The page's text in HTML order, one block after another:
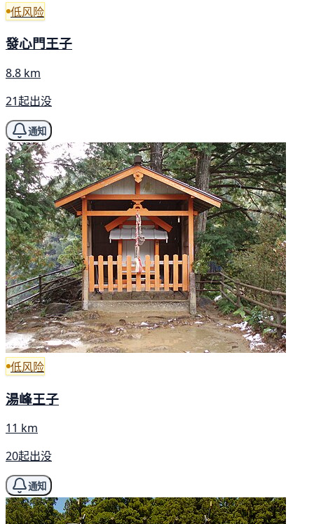
低风险
發心門王子
8.8 km
21起出没
通知
低风险
湯峰王子
11 km
20起出没
通知